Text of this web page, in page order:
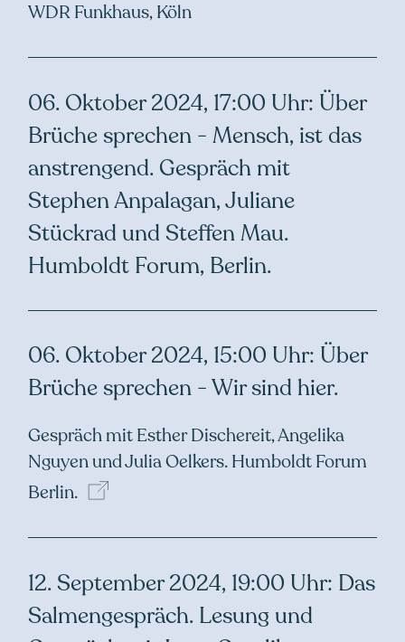
WDR Funkhaus, Köln
06. Oktober 2024, 17:00 Uhr: Über
Brüche sprechen - Mensch, ist das
anstrengend. Gespräch mit
Stephen Anpalagan, Juliane
Stückrad und Steffen Mau.
Humboldt Forum, Berlin.
06. Oktober 2024, 15:00 Uhr: Über
Brüche sprechen - Wir sind hier.
Gespräch mit Esther Dischereit, Angelika
Nguyen und Julia Oelkers. Humboldt Forum
Berlin.
12. September 2024, 19:00 Uhr: Das
Salmengespräch. Lesung und